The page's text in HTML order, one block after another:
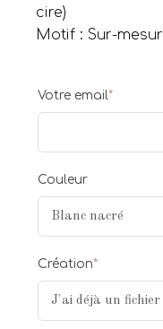
cire)
Motif : Sur-
Votre email*
Couleur
Création*